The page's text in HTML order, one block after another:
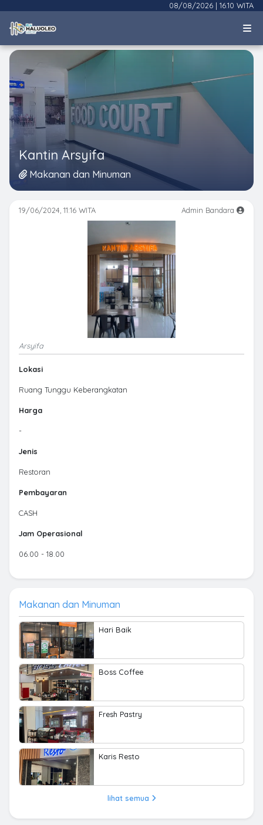
08/08/2026 | 16.10 WITA
Kantin Arsyifa
Makanan dan Minuman
19/06/2024, 11:16 WITA Admin Bandara
Arsyifa
Lokasi
Ruang Tunggu Keberangkatan
Harga
-
Jenis
Restoran
Pembayaran
CASH
Jam Operasional
06.00 - 18.00
Makanan dan Minuman
Hari Baik
Boss Coffee
Fresh Pastry
Karis Resto
lihat semua